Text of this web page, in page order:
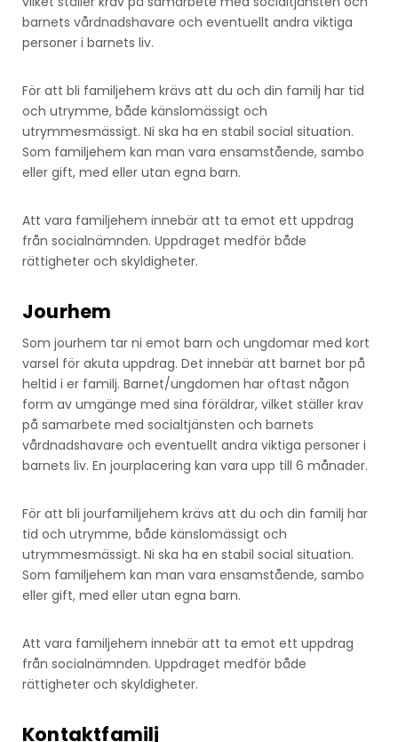
barnets vårdnadshavare och eventuellt andra viktiga
personer i barnets liv.
För att bli familjehem krävs att du och din familj har tid
och utrymme, både känslomässigt och
utrymmesmässigt. Ni ska ha en stabil social situation.
Som familjehem kan man vara ensamstående, sambo
eller gift, med eller utan egna barn.
Att vara familjehem innebär att ta emot ett uppdrag
från socialnämnden. Uppdraget medför både
rättigheter och skyldigheter.
Jourhem
Som jourhem tar ni emot barn och ungdomar med kort
varsel för akuta uppdrag. Det innebär att barnet bor på
heltid i er familj. Barnet/ungdomen har oftast någon
form av umgänge med sina föräldrar, vilket ställer krav
på samarbete med socialtjänsten och barnets
vårdnadshavare och eventuellt andra viktiga personer i
barnets liv. En jourplacering kan vara upp till 6 månader.
För att bli jourfamiljehem krävs att du och din familj har
tid och utrymme, både känslomässigt och
utrymmesmässigt. Ni ska ha en stabil social situation.
Som familjehem kan man vara ensamstående, sambo
eller gift, med eller utan egna barn.
Att vara familjehem innebär att ta emot ett uppdrag
från socialnämnden. Uppdraget medför både
rättigheter och skyldigheter.
Kontaktfamilj